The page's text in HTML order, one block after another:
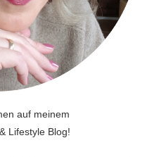
auf meinem
Lifestyle Blog!